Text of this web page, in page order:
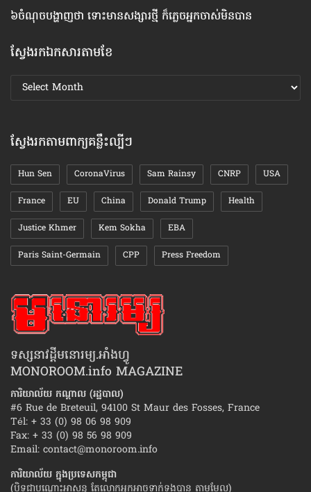
៦ចំណុច​បង្ហាញ​ថា ទោះ​មាន​សង្សារ​ថ្មី ក៏​ភ្លេច​អ្នក​ចាស់​មិន​បាន
ស្វែងរកឯកសារតាមខែ
ស្វែងរក
ឯកសារ
ស្វែងរកតាមពាក្យគន្លឹះល្បីៗ
Hun Sen CoronaVirus Sam Rainsy CNRP USA
France EU China Donald Trump Health
Justice Khmer Kem Sokha EBA
Paris Saint-Germain CPP Press Freedom
ទស្សនាវដ្ដីមនោរម្យ.អាំងហ្វូ
MONOROOM.info MAGAZINE
ការិយាល័យ កណ្ដាល (រដ្ឋបាល)
#6 Rue de Breteuil, 94100 St Maur des Fosses, France
Tél: + 33 (0) 98 06 98 909
Fax: + 33 (0) 98 56 98 909
Email: contact@monoroom.info
ការិយាល័យ ក្នុង​ប្រទេស​កម្ពុជា